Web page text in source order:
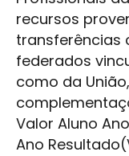
recursos
transferências
federados
como da
Valor Aluno
Ano